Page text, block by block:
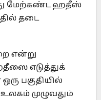
மேற்கண்ட ஹதீஸ்
தடை
என்று
எடுத்துக்
பகுதியில்
முழுவதும்